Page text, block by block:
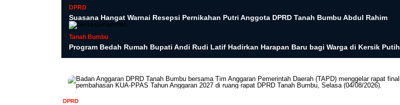
DPRD
Suasana Hangat Warnai Resepsi Pernikahan Putri Anggota DPRD Tanah Bumbu Abdul Rahim
Tanah Bumbu
Program Bedah Rumah Bupati Andi Rudi Latif Hadirkan Harapan Baru bagi Warga di Kersik Putih
DPRD